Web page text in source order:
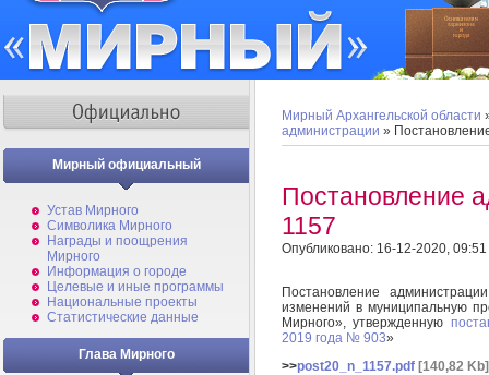
Мирный официальный
Устав Мирного
Символика Мирного
Награды и поощрения
Мирного
Информация о городе
Целевые и иные программы
Национальные проекты
Статистические данные
Глава Мирного
Мирный Архангельской области
администрации »
Постановление
1157
Опубликовано: 16-12-2020, 09:51
Постановление
изменений в муниципальную
Мирного», утвержденную
2019 года № 903»
>>post20_n_1157.pdf [140,82 Kb]